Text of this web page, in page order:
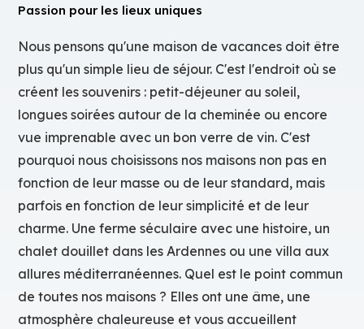
Passion pour les lieux uniques
Nous pensons qu'une maison de vacances doit être
plus qu'un simple lieu de séjour. C'est l'endroit où se
créent les souvenirs : petit-déjeuner au soleil,
longues soirées autour de la cheminée ou encore
vue imprenable avec un bon verre de vin. C'est
pourquoi nous choisissons nos maisons non pas en
fonction de leur masse ou de leur standard, mais
parfois en fonction de leur simplicité et de leur
charme. Une ferme séculaire avec une histoire, un
chalet douillet dans les Ardennes ou une villa aux
allures méditerranéennes. Quel est le point commun
de toutes nos maisons ? Elles ont une âme, une
atmosphère chaleureuse et vous accueillent